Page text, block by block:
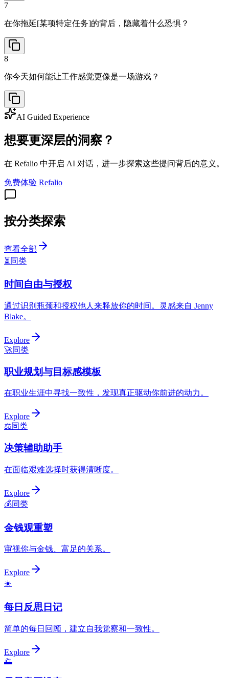
7
在你拖延[某项特定任务]的背后，隐藏着什么恐惧？
8
你今天如何能让工作感觉更像是一场游戏？
AI Guided Experience
想要更深层的洞察？
在 Refalio 中开启 AI 对话，进一步探索这些提问背后的意义。
免费体验 Refalio
按分类探索
查看全部
⏳ 同类
时间自由与授权
通过识别瓶颈和授权他人来释放你的时间。灵感来自 Jenny
Blake。
Explore
🚀同类
职业规划与目标感模板
在职业生涯中寻找一致性，发现真正驱动你前进的动力。
Explore
⚖️同类
决策辅助助手
在面临艰难选择时获得清晰度。
Explore
💰同类
金钱观重塑
审视你与金钱、富足的关系。
Explore
☀️
每日反思日记
简单的每日回顾，建立自我觉察和一致性。
Explore
🌅